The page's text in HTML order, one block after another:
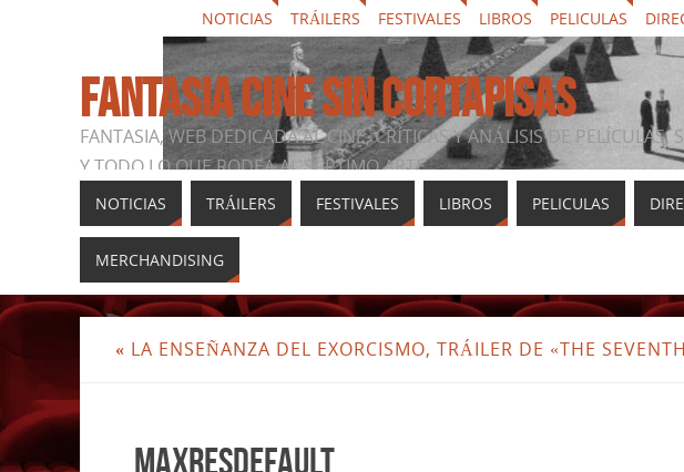
NOTICIAS TRÁILERS FESTIVALES LIBROS PELICULAS
FANTASIA CINE SIN CORTAPISAS
FANTASIA, WEB DEDICADA AL CINE, CRÍTICAS Y ANÁLISIS DE
Y TODO LO QUE RODEA AL SÉPTIMO ARTE
NOTICIAS TRÁILERS FESTIVALES LIBROS PELICULAS
MERCHANDISING
« LA ENSEÑANZA DEL EXORCISMO, TRÁILER DE «THE
maxresdefault